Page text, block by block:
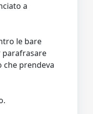
a
le bare
parafrasare
che prendeva